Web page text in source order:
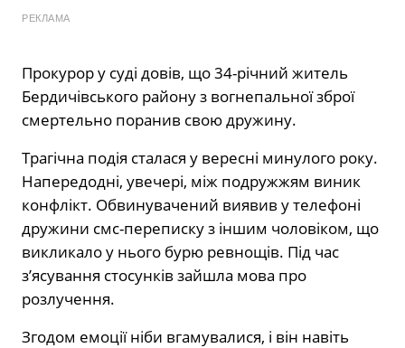
РЕКЛАМА
Прокурор у суді довів, що 34-річний житель
Бердичівського району з вогнепальної зброї
смертельно поранив свою дружину.
Трагічна подія сталася у вересні минулого року.
Напередодні, увечері, між подружжям виник
конфлікт. Обвинувачений виявив у телефоні
дружини смс-переписку з іншим чоловіком, що
викликало у нього бурю ревнощів. Під час
з’ясування стосунків зайшла мова про
розлучення.
Згодом емоції ніби вгамувалися, і він навіть